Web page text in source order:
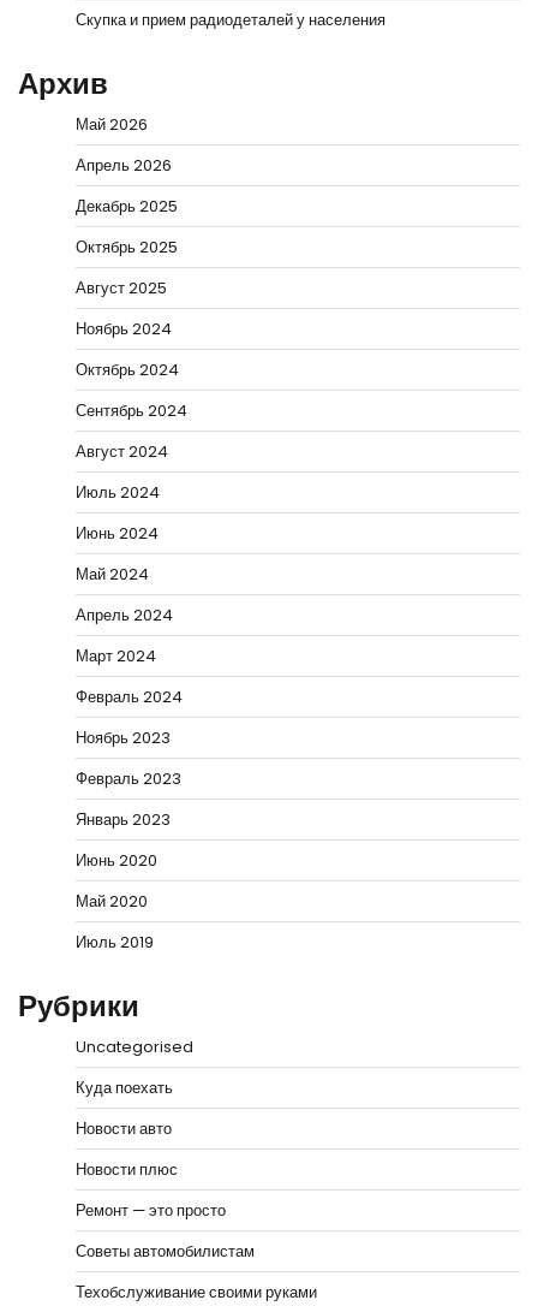
Скупка и прием радиодеталей у населения
Архив
Май 2026
Апрель 2026
Декабрь 2025
Октябрь 2025
Август 2025
Ноябрь 2024
Октябрь 2024
Сентябрь 2024
Август 2024
Июль 2024
Июнь 2024
Май 2024
Апрель 2024
Март 2024
Февраль 2024
Ноябрь 2023
Февраль 2023
Январь 2023
Июнь 2020
Май 2020
Июль 2019
Рубрики
Uncategorised
Куда поехать
Новости авто
Новости плюс
Ремонт — это просто
Советы автомобилистам
Техобслуживание своими руками